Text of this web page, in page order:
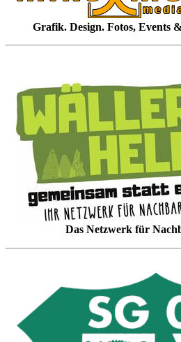
Grafik. Design. Fotos, Events
Das Netzwerk für